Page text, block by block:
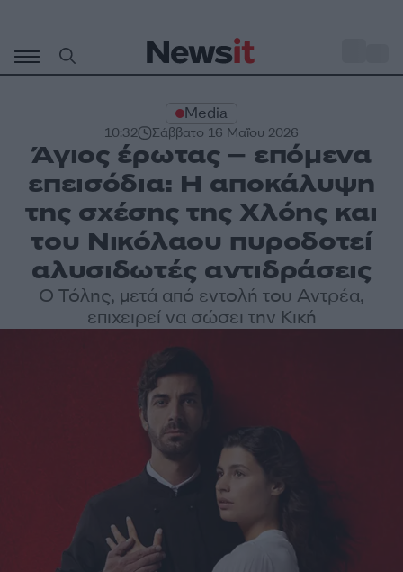
περιεχόμενο
Media
10:32 Σάββατο 16 Μαΐου 2026
Άγιος έρωτας – επόμενα
επεισόδια: Η αποκάλυψη
της σχέσης της Χλόης και
του Νικόλαου πυροδοτεί
αλυσιδωτές αντιδράσεις
Ο Τόλης, μετά από εντολή του Αντρέα,
επιχειρεί να σώσει την Κική